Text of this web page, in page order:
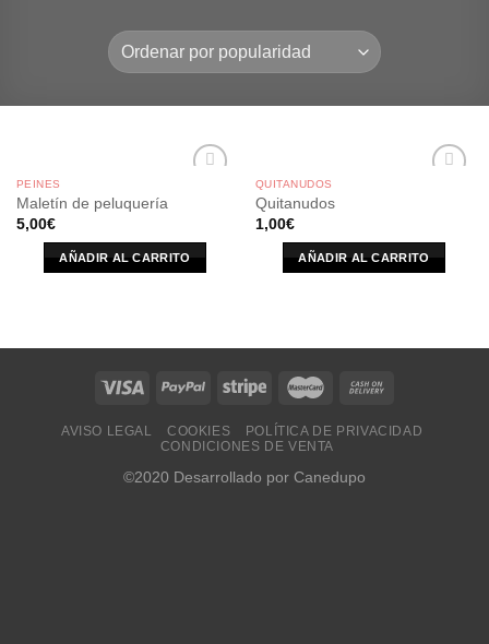
PEINES
Maletín de peluquería
5,00€
AÑADIR AL CARRITO
QUITANUDOS
Quitanudos
1,00€
AÑADIR AL CARRITO
AVISO LEGAL COOKIES
POLÍTICA DE PRIVACIDAD
CONDICIONES DE VENTA
©2020 Desarrollado por Canedupo